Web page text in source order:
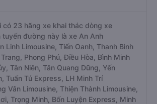
có 23 hãng xe khai thác dòng xe
tuyến đường này là xe An Anh
Linh Limousine, Tiến Oanh, Thanh Bình
Phong Phú, Điều Hòa, Bình Minh
Tân Niên, Tân Quang Dũng, Yến
Tuấn Tú Express, LH Minh Trí
Vân Limousine, Thiện Thành Limousine,
Trọng Minh, Bốn Luyện Express, Minh